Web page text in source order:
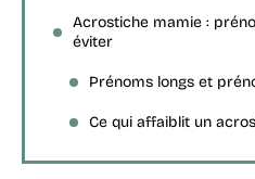
Acrostiche mamie :
éviter
Prénoms longs et
Ce qui affaiblit un